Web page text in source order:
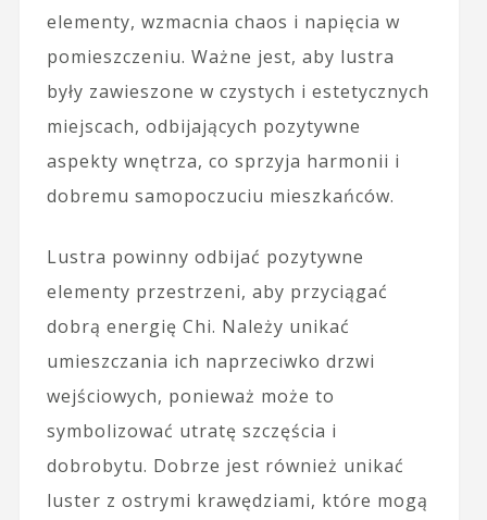
elementy, wzmacnia chaos i napięcia w
pomieszczeniu. Ważne jest, aby lustra
były zawieszone w czystych i estetycznych
miejscach, odbijających pozytywne
aspekty wnętrza, co sprzyja harmonii i
dobremu samopoczuciu mieszkańców.
Lustra powinny odbijać pozytywne
elementy przestrzeni, aby przyciągać
dobrą energię Chi. Należy unikać
umieszczania ich naprzeciwko drzwi
wejściowych, ponieważ może to
symbolizować utratę szczęścia i
dobrobytu. Dobrze jest również unikać
luster z ostrymi krawędziami, które mogą